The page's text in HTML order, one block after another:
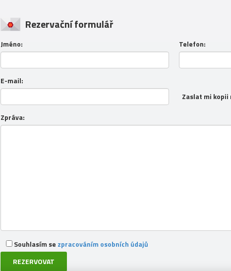
Rezervační formulář
Jméno: Telefon:
E-mail:
Zaslat mi kopii
Zpráva:
Souhlasím se zpracováním osobních údajů